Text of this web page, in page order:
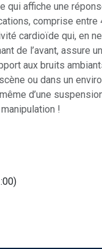
qui affiche une
comprise
cardioïde qui, en
de l’avant, assure
aux bruits
ou dans un
d’une
!